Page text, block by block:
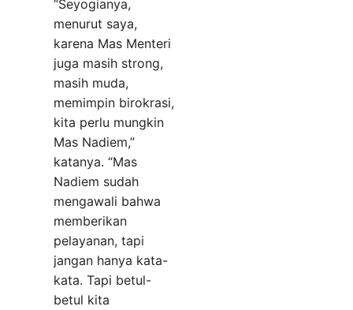
“Seyogianya,
menurut saya,
karena Mas Menteri
juga masih strong,
masih muda,
memimpin birokrasi,
kita perlu mungkin
Mas Nadiem,”
katanya. “Mas
Nadiem sudah
mengawali bahwa
memberikan
pelayanan, tapi
jangan hanya kata-
kata. Tapi betul-
betul kita